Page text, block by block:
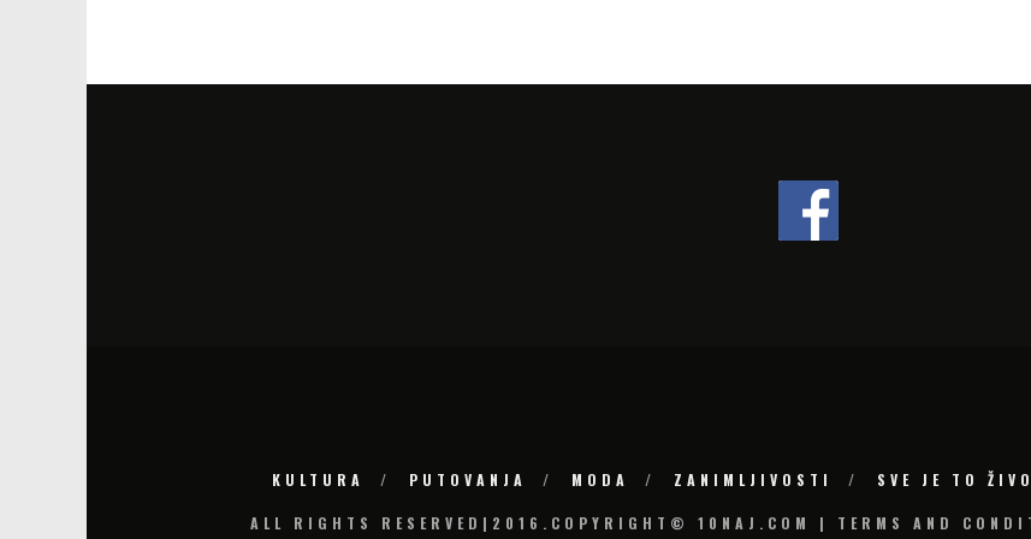
KULTURA PUTOVANJA MODA ZANIMLJIVOSTI SVE JE TO
ALL RIGHTS RESERVED|2016.COPYRIGHT© 10NAJ.COM | TERMS AND